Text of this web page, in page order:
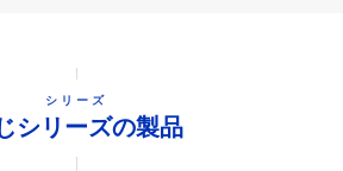
シリーズ
シリーズの製品